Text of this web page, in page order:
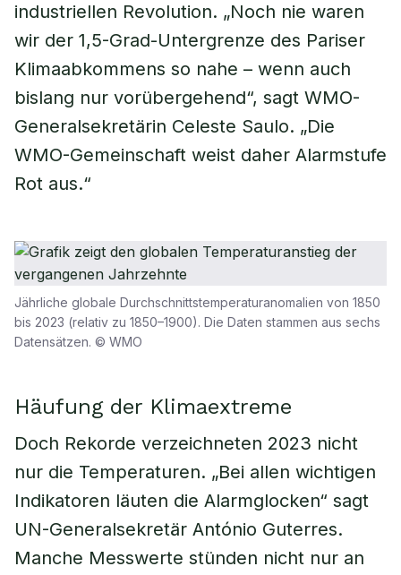
industriellen Revolution. „Noch nie waren
wir der 1,5-Grad-Untergrenze des Pariser
Klimaabkommens so nahe – wenn auch
bislang nur vorübergehend“, sagt WMO-
Generalsekretärin Celeste Saulo. „Die
WMO-Gemeinschaft weist daher Alarmstufe
Rot aus.“
Jährliche globale Durchschnittstemperaturanomalien von 1850
bis 2023 (relativ zu 1850–1900). Die Daten stammen aus sechs
Datensätzen. © WMO
Häufung der Klimaextreme
Doch Rekorde verzeichneten 2023 nicht
nur die Temperaturen. „Bei allen wichtigen
Indikatoren läuten die Alarmglocken“ sagt
UN-Generalsekretär António Guterres.
Manche Messwerte stünden nicht nur an